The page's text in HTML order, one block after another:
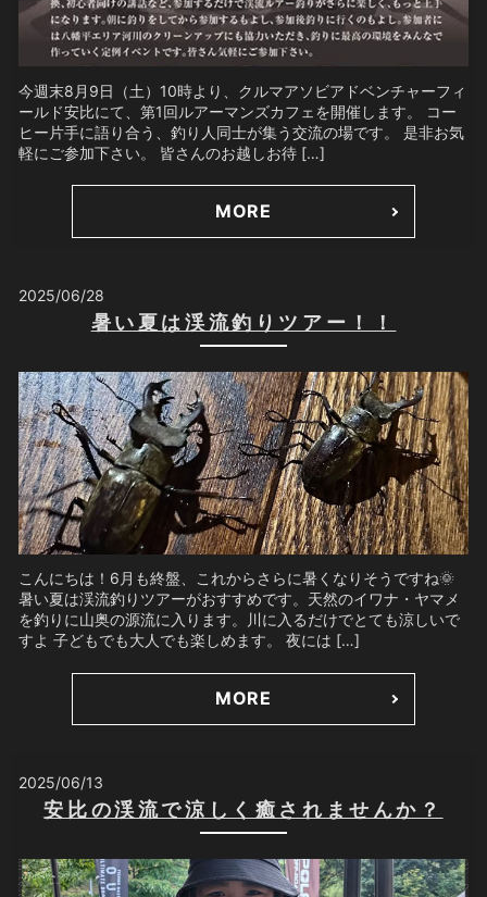
今週末8月9日（土）10時より、クルマアソビアドベンチャーフィ
ールド安比にて、第1回ルアーマンズカフェを開催します。 コー
ヒー片手に語り合う、釣り人同士が集う交流の場です。 是非お気
軽にご参加下さい。 皆さんのお越しお待 […]
MORE
2025/06/28
暑い夏は渓流釣りツアー！！
こんにちは！6月も終盤、これからさらに暑くなりそうですね🌞
暑い夏は渓流釣りツアーがおすすめです。天然のイワナ・ヤマメ
を釣りに山奥の源流に入ります。川に入るだけでとても涼しいで
すよ 子どもでも大人でも楽しめます。 夜には […]
MORE
2025/06/13
安比の渓流で涼しく癒されませんか？